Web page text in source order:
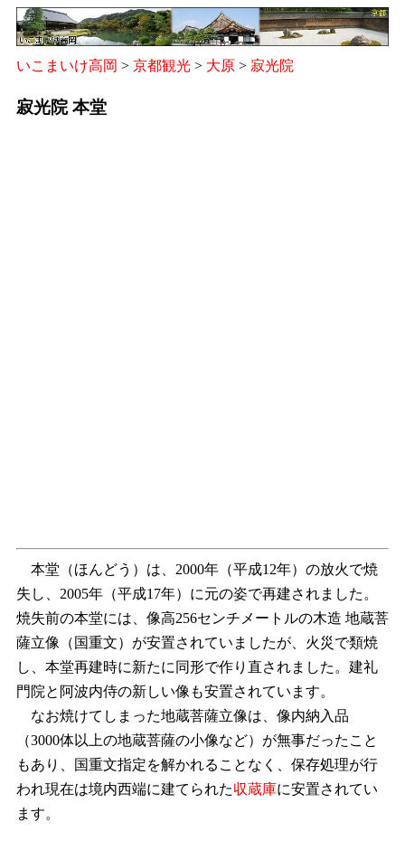
いこまいけ高岡 > 京都観光 > 大原 > 寂光院
寂光院 本堂
本堂（ほんどう）は、2000年（平成12年）の放火で焼
失し、2005年（平成17年）に元の姿で再建されました。
焼失前の本堂には、像高256センチメートルの木造 地蔵菩
薩立像（国重文）が安置されていましたが、火災で類焼
し、本堂再建時に新たに同形で作り直されました。建礼
門院と阿波内侍の新しい像も安置されています。
なお焼けてしまった地蔵菩薩立像は、像内納入品
（3000体以上の地蔵菩薩の小像など）が無事だったこと
もあり、国重文指定を解かれることなく、保存処理が行
われ現在は境内西端に建てられた収蔵庫に安置されてい
ます。